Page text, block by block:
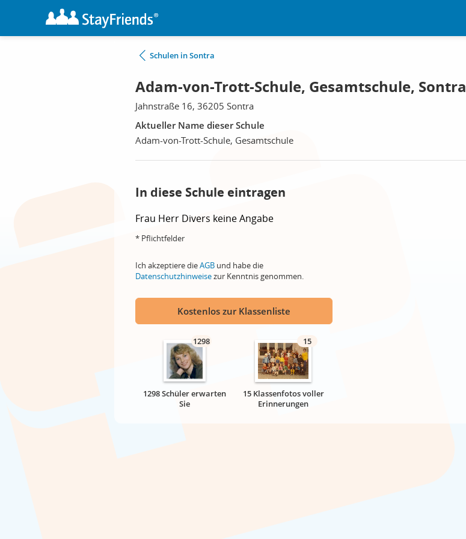
Schulen in Sontra
Adam-von-Trott-Schule, Gesamtschule, Sontra
Jahnstraße 16, 36205 Sontra
Aktueller Name dieser Schule
Adam-von-Trott-Schule, Gesamtschule
In diese Schule eintragen
Frau Herr Divers keine Angabe
* Pflichtfelder
Ich akzeptiere dieAGB und habe die
Datenschutzhinweisezur Kenntnis genommen.
Kostenlos zur Klassenliste
1298
1298 Schüler erwarten
Sie
15
15 Klassenfotos voller
Erinnerungen